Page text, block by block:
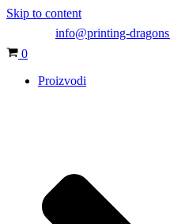
Skip to content
info@printing-
Cart
0
Proizvodi